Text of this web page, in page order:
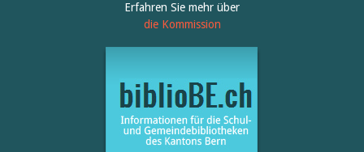
Erfahren Sie mehr über
die Kommission